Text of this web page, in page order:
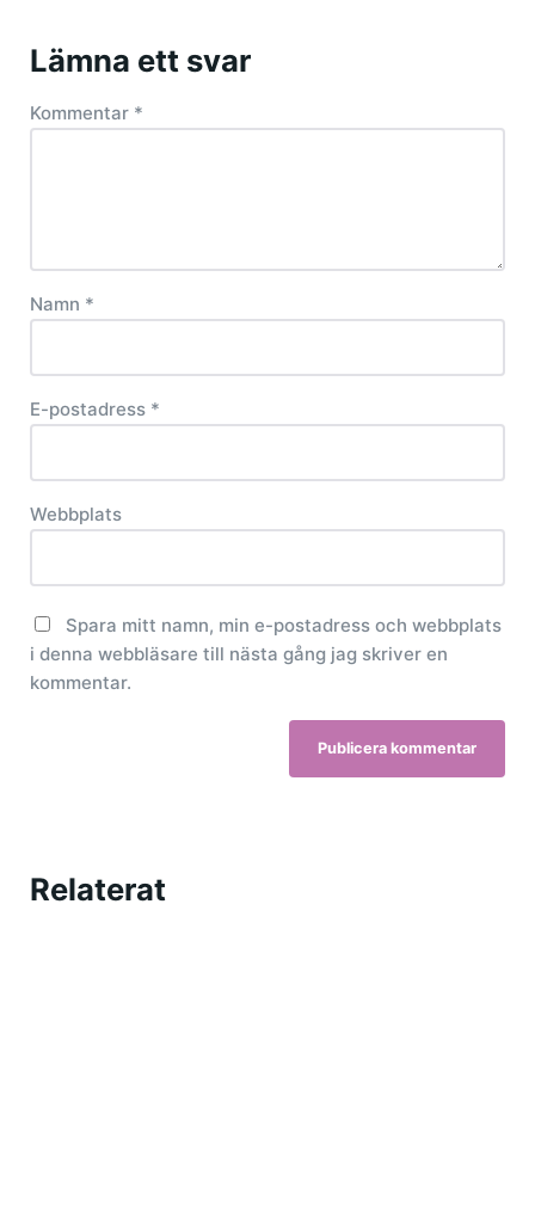
Lämna ett svar
Kommentar *
Namn *
E-postadress *
Webbplats
Spara mitt namn, min e-postadress och webbplats
i denna webbläsare till nästa gång jag skriver en
kommentar.
Relaterat